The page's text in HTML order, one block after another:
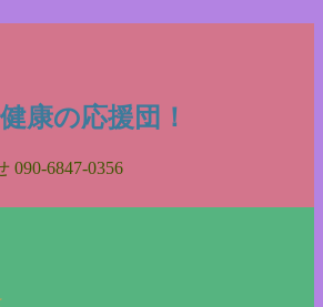
康の応援団！
090-6847-0356